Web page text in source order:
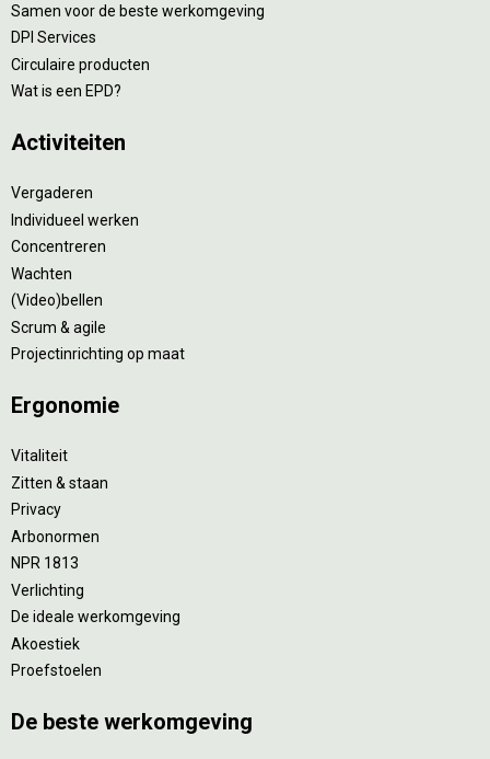
Samen voor de beste werkomgeving
DPI Services
Circulaire producten
Wat is een EPD?
Activiteiten
Vergaderen
Individueel werken
Concentreren
Wachten
(Video)bellen
Scrum & agile
Projectinrichting op maat
Ergonomie
Vitaliteit
Zitten & staan
Privacy
Arbonormen
NPR 1813
Verlichting
De ideale werkomgeving
Akoestiek
Proefstoelen
De beste werkomgeving